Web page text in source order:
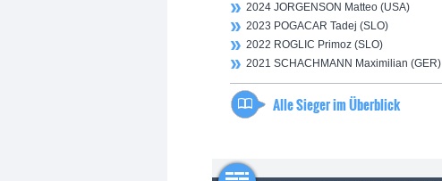
2024 JORGENSON Matteo (USA)
2023 POGACAR Tadej (SLO)
2022 ROGLIC Primoz (SLO)
2021 SCHACHMANN Maximilian (GER)
Alle Sieger im Überblick